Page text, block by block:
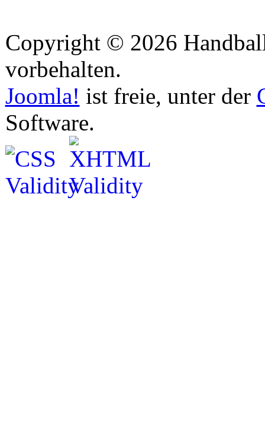
Copyright © 2026
vorbehalten.
Joomla! ist freie, unter der
Software.